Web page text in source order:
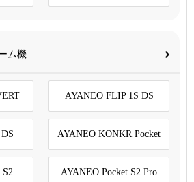
ム機
AYANEO FLIP 1S DS
AYANEO KONKR Pocket
S2 AYANEO Pocket S2 Pro